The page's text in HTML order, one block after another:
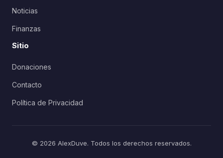
Noticias
Finanzas
Sitio
Donaciones
Contacto
Política de Privacidad
© 2026 AlexDuve. Todos los derechos reservados.